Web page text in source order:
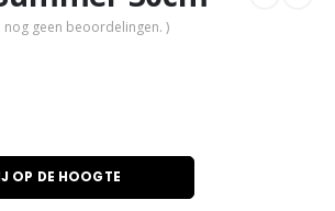
nog geen beoordelingen. )
OP DE HOOGTE